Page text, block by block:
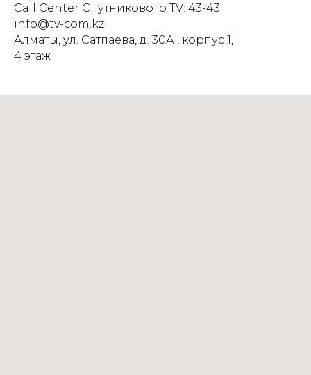
Call Center Спутникового TV: 43-43
info@tv-com.kz
Алматы, ул. Сатпаева, д. 30А , корпус 1,
4 этаж